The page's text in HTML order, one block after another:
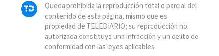
Queda prohibida la reproducción total o parcial del
contenido de esta página, mismo que es
propiedad de TELEDIARIO; su reproducción no
autorizada constituye una infracción y un delito de
conformidad con las leyes aplicables.